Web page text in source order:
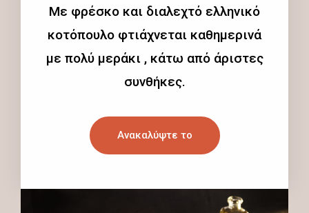
Με φρέσκο και διαλεχτό ελληνικό
κοτόπουλο φτιάχνεται καθημερινά
με πολύ μεράκι , κάτω από άριστες
συνθήκες.
Ανακαλύψτε το